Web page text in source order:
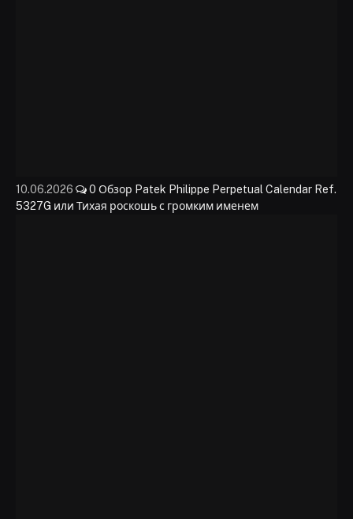
10.06.2026 0 Обзор Patek Philippe Perpetual Calendar Ref.
5327G или Тихая роскошь с громким именем